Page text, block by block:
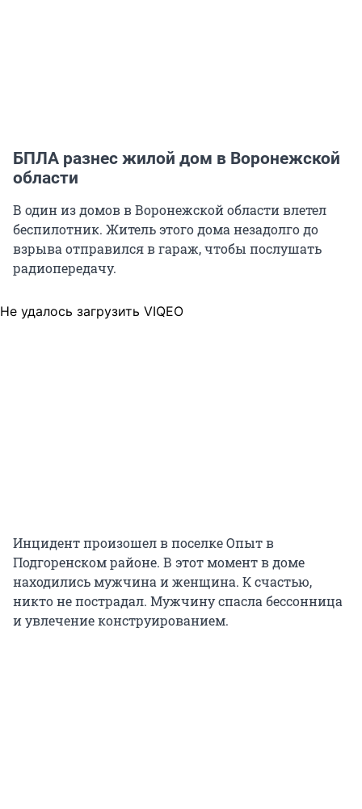
БПЛА разнес жилой дом в Воронежской
области
В один из домов в Воронежской области влетел
беспилотник. Житель этого дома незадолго до
взрыва отправился в гараж, чтобы послушать
радиопередачу.
Не удалось загрузить VIQEO
Инцидент произошел в поселке Опыт в
Подгоренском районе. В этот момент в доме
находились мужчина и женщина. К счастью,
никто не пострадал. Мужчину спасла бессонница
и увлечение конструированием.